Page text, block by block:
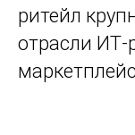
ритейл
отрасли ИТ-